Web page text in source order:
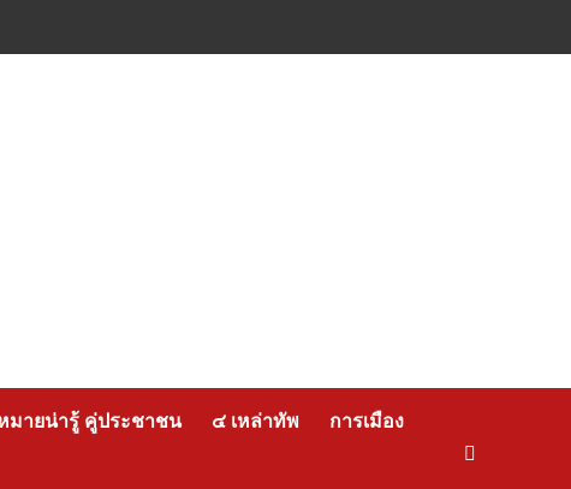
มายน่ารู้ คู่ประชาชน ๔ เหล่าทัพ การเมือง